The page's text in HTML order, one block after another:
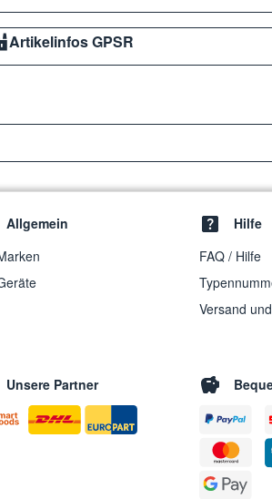
Artikelinfos GPSR
Allgemein
Hilfe
FAQ / Hilfe
Versand
Unsere Partner